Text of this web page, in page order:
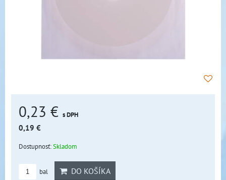
0,23 € s DPH
0,19 €
Dostupnosť:Skladom
bal DO KOŠÍKA